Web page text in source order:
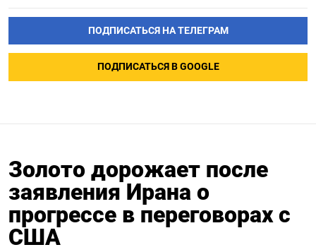
ПОДПИСАТЬСЯ НА ТЕЛЕГРАМ
ПОДПИСАТЬСЯ В GOOGLE
Золото дорожает после
заявления Ирана о
прогрессе в переговорах с
США